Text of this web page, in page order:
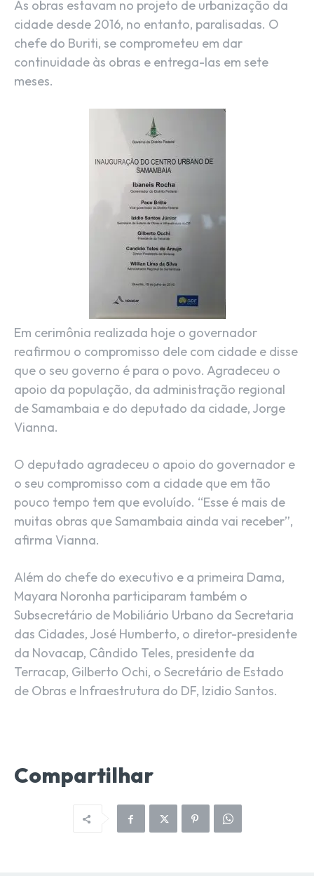
As obras estavam no projeto de urbanização da
cidade desde 2016, no entanto, paralisadas. O
chefe do Buriti, se comprometeu em dar
continuidade às obras e entrega-las em sete
meses.
Em cerimônia realizada hoje o governador
reafirmou o compromisso dele com cidade e disse
que o seu governo é para o povo. Agradeceu o
apoio da população, da administração regional
de Samambaia e do deputado da cidade, Jorge
Vianna.
O deputado agradeceu o apoio do governador e
o seu compromisso com a cidade que em tão
pouco tempo tem que evoluído. “Esse é mais de
muitas obras que Samambaia ainda vai receber”,
afirma Vianna.
Além do chefe do executivo e a primeira Dama,
Mayara Noronha participaram também o
Subsecretário de Mobiliário Urbano da Secretaria
das Cidades, José Humberto, o diretor-presidente
da Novacap, Cândido Teles, presidente da
Terracap, Gilberto Ochi, o Secretário de Estado
de Obras e Infraestrutura do DF, Izidio Santos.
Compartilhar